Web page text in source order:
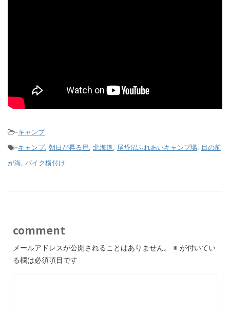
-キャンプ
-キャンプ, 朝日が昇る屋, 北海道, 尾岱沼ふれあいキャンプ場, 目の前
が海, バイク横付け
comment
メールアドレスが公開されることはありません。 ※ が付いてい
る欄は必須項目です